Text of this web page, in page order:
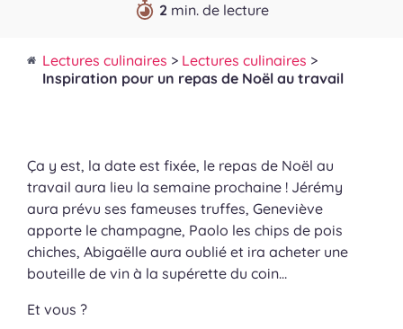
2 min. de lecture
Lectures culinaires > Lectures culinaires >
Inspiration pour un repas de Noël au travail
Ça y est, la date est fixée, le repas de Noël au
travail aura lieu la semaine prochaine ! Jérémy
aura prévu ses fameuses truffes, Geneviève
apporte le champagne, Paolo les chips de pois
chiches, Abigaëlle aura oublié et ira acheter une
bouteille de vin à la supérette du coin…
Et vous ?